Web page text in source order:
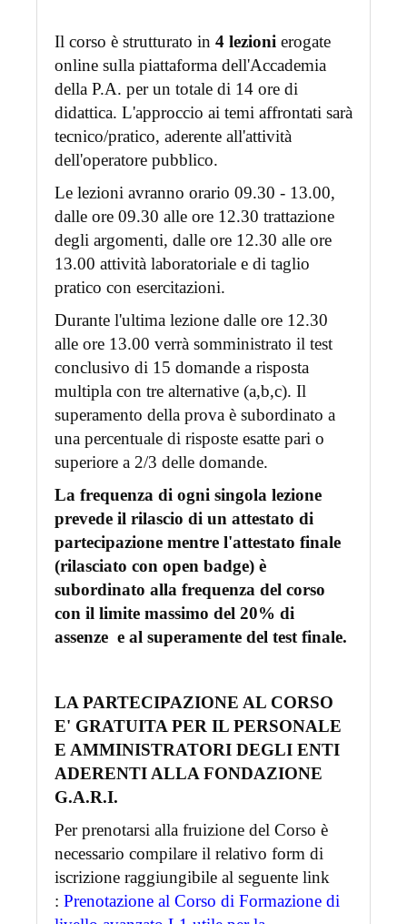
Il corso è strutturato in 4 lezioni erogate
online sulla piattaforma dell'Accademia
della P.A. per un totale di 14 ore di
didattica. L'approccio ai temi affrontati sarà
tecnico/pratico, aderente all'attività
dell'operatore pubblico.
Le lezioni avranno orario 09.30 - 13.00,
dalle ore 09.30 alle ore 12.30 trattazione
degli argomenti, dalle ore 12.30 alle ore
13.00 attività laboratoriale e di taglio
pratico con esercitazioni.
Durante l'ultima lezione dalle ore 12.30
alle ore 13.00 verrà somministrato il test
conclusivo di 15 domande a risposta
multipla con tre alternative (a,b,c). Il
superamento della prova è subordinato a
una percentuale di risposte esatte pari o
superiore a 2/3 delle domande.
La frequenza di ogni singola lezione
prevede il rilascio di un attestato di
partecipazione mentre l'attestato finale
(rilasciato con open badge) è
subordinato alla frequenza del corso
con il limite massimo del 20% di
assenze e al superamente del test finale.
LA PARTECIPAZIONE AL CORSO
E' GRATUITA PER IL PERSONALE
E AMMINISTRATORI DEGLI ENTI
ADERENTI ALLA FONDAZIONE
G.A.R.I.
Per prenotarsi alla fruizione del Corso è
necessario compilare il relativo form di
iscrizione raggiungibile al seguente link
: Prenotazione al Corso di Formazione di